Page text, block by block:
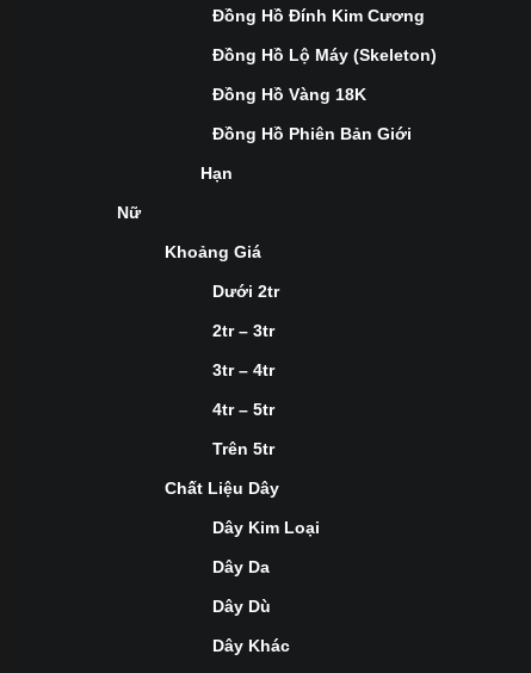
Đồng Hồ Đính Kim Cương
Đồng Hồ Lộ Máy (Skeleton)
Đồng Hồ Vàng 18K
Đồng Hồ Phiên Bản Giới
Hạn
Nữ
Khoảng Giá
Dưới 2tr
2tr – 3tr
3tr – 4tr
4tr – 5tr
Trên 5tr
Chất Liệu Dây
Dây Kim Loại
Dây Da
Dây Dù
Dây Khác